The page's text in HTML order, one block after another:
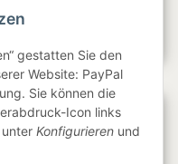
gestatten Sie den
Website: PayPal
Sie können die
Icon links
Konfigurieren und